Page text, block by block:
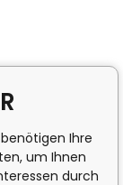
Ihre
um Ihnen
durch